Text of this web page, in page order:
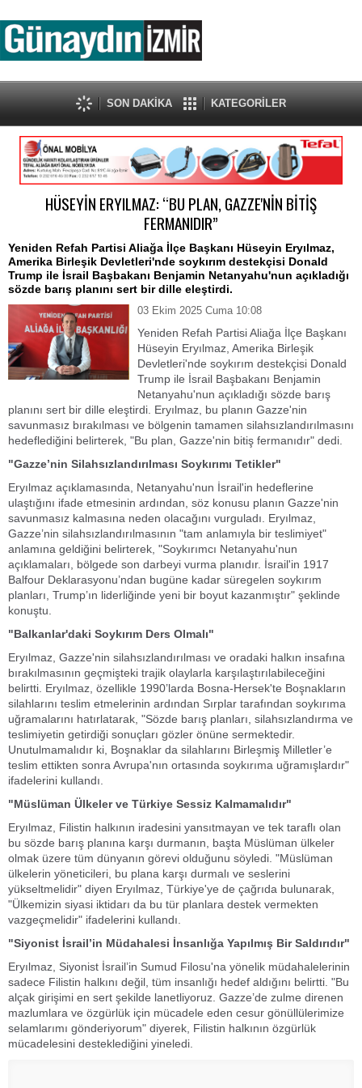
SON DAKİKA KATEGORİLER
HÜSEYİN ERYILMAZ: “BU PLAN, GAZZE'NİN BİTİŞ
FERMANIDIR”
Yeniden Refah Partisi Aliağa İlçe Başkanı Hüseyin Eryılmaz,
Amerika Birleşik Devletleri'nde soykırım destekçisi Donald
Trump ile İsrail Başbakanı Benjamin Netanyahu'nun açıkladığı
sözde barış planını sert bir dille eleştirdi.
03 Ekim 2025 Cuma 10:08
Yeniden Refah Partisi Aliağa İlçe Başkanı
Hüseyin Eryılmaz, Amerika Birleşik
Devletleri'nde soykırım destekçisi Donald
Trump ile İsrail Başbakanı Benjamin
Netanyahu'nun açıkladığı sözde barış
planını sert bir dille eleştirdi. Eryılmaz, bu planın Gazze'nin
savunmasız bırakılması ve bölgenin tamamen silahsızlandırılmasını
hedeflediğini belirterek, "Bu plan, Gazze'nin bitiş fermanıdır" dedi.
"Gazze’nin Silahsızlandırılması Soykırımı Tetikler"
Eryılmaz açıklamasında, Netanyahu'nun İsrail'in hedeflerine
ulaştığını ifade etmesinin ardından, söz konusu planın Gazze'nin
savunmasız kalmasına neden olacağını vurguladı. Eryılmaz,
Gazze’nin silahsızlandırılmasının "tam anlamıyla bir teslimiyet"
anlamına geldiğini belirterek, "Soykırımcı Netanyahu'nun
açıklamaları, bölgede son darbeyi vurma planıdır. İsrail'in 1917
Balfour Deklarasyonu’ndan bugüne kadar süregelen soykırım
planları, Trump’ın liderliğinde yeni bir boyut kazanmıştır" şeklinde
konuştu.
"Balkanlar'daki Soykırım Ders Olmalı"
Eryılmaz, Gazze'nin silahsızlandırılması ve oradaki halkın insafına
bırakılmasının geçmişteki trajik olaylarla karşılaştırılabileceğini
belirtti. Eryılmaz, özellikle 1990’larda Bosna-Hersek'te Boşnakların
silahlarını teslim etmelerinin ardından Sırplar tarafından soykırıma
uğramalarını hatırlatarak, "Sözde barış planları, silahsızlandırma ve
teslimiyetin getirdiği sonuçları gözler önüne sermektedir.
Unutulmamalıdır ki, Boşnaklar da silahlarını Birleşmiş Milletler’e
teslim ettikten sonra Avrupa'nın ortasında soykırıma uğramışlardır"
ifadelerini kullandı.
"Müslüman Ülkeler ve Türkiye Sessiz Kalmamalıdır"
Eryılmaz, Filistin halkının iradesini yansıtmayan ve tek taraflı olan
bu sözde barış planına karşı durmanın, başta Müslüman ülkeler
olmak üzere tüm dünyanın görevi olduğunu söyledi. "Müslüman
ülkelerin yöneticileri, bu plana karşı durmalı ve seslerini
yükseltmelidir" diyen Eryılmaz, Türkiye'ye de çağrıda bulunarak,
"Ülkemizin siyasi iktidarı da bu tür planlara destek vermekten
vazgeçmelidir" ifadelerini kullandı.
"Siyonist İsrail’in Müdahalesi İnsanlığa Yapılmış Bir Saldırıdır"
Eryılmaz, Siyonist İsrail’in Sumud Filosu'na yönelik müdahalelerinin
sadece Filistin halkını değil, tüm insanlığı hedef aldığını belirtti. "Bu
alçak girişimi en sert şekilde lanetliyoruz. Gazze’de zulme direnen
mazlumlara ve özgürlük için mücadele eden cesur gönüllülerimize
selamlarımı gönderiyorum" diyerek, Filistin halkının özgürlük
mücadelesini desteklediğini yineledi.